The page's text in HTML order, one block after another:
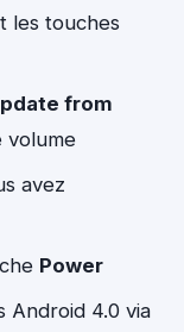
les touches
from
volume
avez
Power
Android 4.0 via